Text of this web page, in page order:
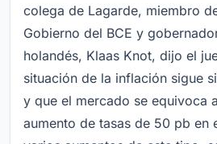
colega de Lagarde, miembro
Gobierno del BCE y
holandés, Klaas Knot, dijo el
situación de la inflación sigue
y que el mercado se equivoca
aumento de tasas de 50 pb en